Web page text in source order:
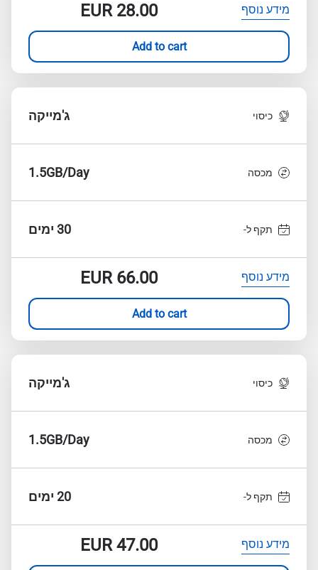
מידע נוסף EUR28.00
Add to cart
כיסוי ג'מייקה
מכסה 1.5GB/Day
תקף ל- 30 ימים
מידע נוסף EUR66.00
Add to cart
כיסוי ג'מייקה
מכסה 1.5GB/Day
תקף ל- 20 ימים
מידע נוסף EUR47.00